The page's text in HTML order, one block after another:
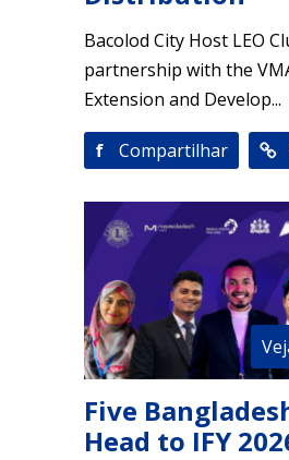
Bacolod City Host LEO
partnership with the
Extension and Develop...
f Compartilhar
Five
Head to IFY